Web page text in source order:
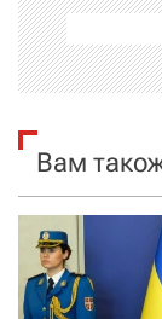
а
ц
і
я
а
Вам